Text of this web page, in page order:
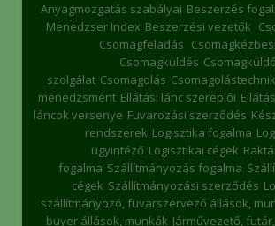
Anyagmozgatás szabályai Beszerzés
Menedzser Index Beszerzési vezetők
Csomagfeladás
Csomagküldés Csomagküldő
szolgálat Csomagolás
menedzsment Ellátási lánc szereplői
láncok versenye Fuvarozási szerződés
rendszerek Logisztika fogalma
ügyintéző Logisztikai cégek
fogalma Szállítmányozás fogalma
cégek Szállítmányozási szerződés
szállítmányozó, fuvarszervező állások,
buyer állások, munkák Járművezető,